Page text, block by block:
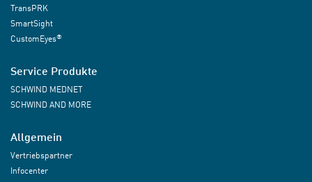
TransPRK
SmartSight
CustomEyes®
Service Produkte
SCHWIND MEDNET
SCHWIND AND MORE
Allgemein
Vertriebspartner
Infocenter